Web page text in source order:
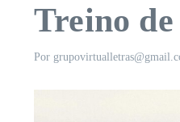
Treino
Por